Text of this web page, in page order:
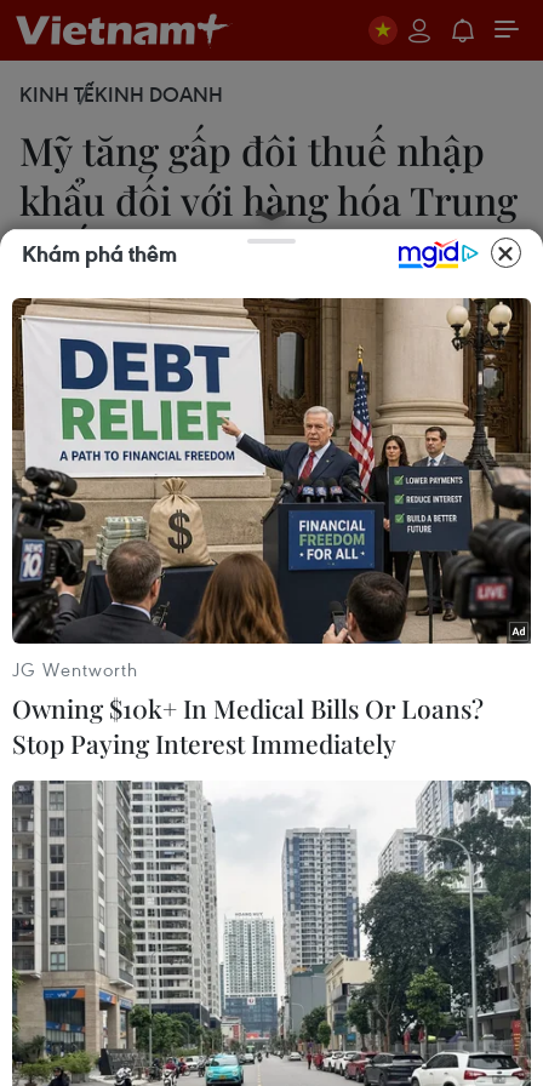
KINH TẾKINH DOANH
Mỹ tăng gấp đôi thuế nhập
khẩu đối với hàng hóa Trung
Quốc
28/02/2025 03:48
Mỹ sẽ tăng gấp đôi mức thuế bổ sung đánh vào
hàng hóa nhập khẩu từ Trung Quốc, lên 20% vào
tuần tới, do cáo buộc Bắc Kinh không làm đủ để
ngăn chặn dòng chảy ma túy bất hợp pháp.
Cảng hàng hóa Long Beach, Mỹ. (Ảnh: THX/TTXVN)
Theo Kyodo, ngày 27/2, Tổng thống Mỹ Donald
Trump tuyên bố sẽ tăng gấp đôi mức thuế bổ
sung đánh vào hàng hóa nhập khẩu từ Trung
Quốc, lên 20% vào tuần tới, cáo buộc Bắc Kinh
không làm đủ để ngăn chặn dòng chảy ma túy
Khám phá thêm
JG Wentworth
Owning $10k+ In Medical Bills Or Loans?
Stop Paying Interest Immediately